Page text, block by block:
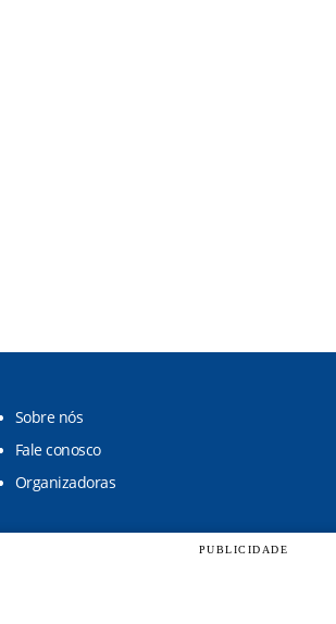
Sobre nós
Fale conosco
Organizadoras
PUBLICIDADE